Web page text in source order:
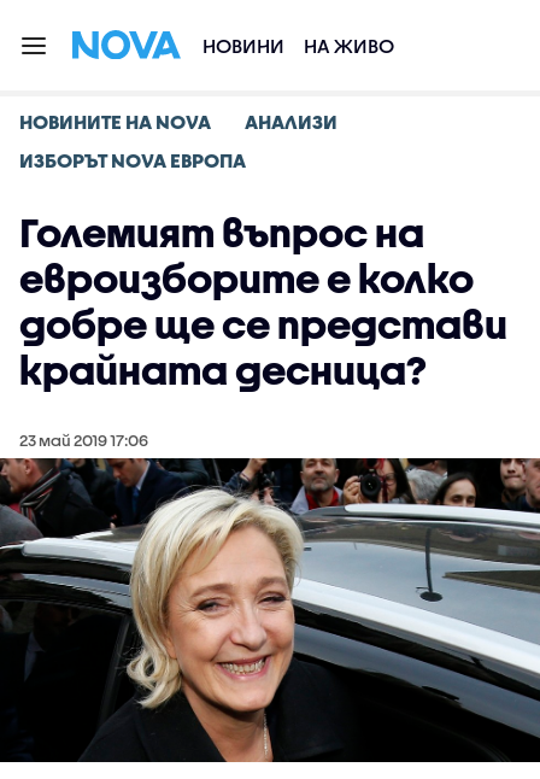
НОВИНИ НА ЖИВО
НОВИНИТЕ НА NOVA
АНАЛИЗИ
ИЗБОРЪТ NOVA ЕВРОПА
Големият въпрос на
евроизборите е колко
добре ще се представи
крайната десница?
23 май 2019 17:06